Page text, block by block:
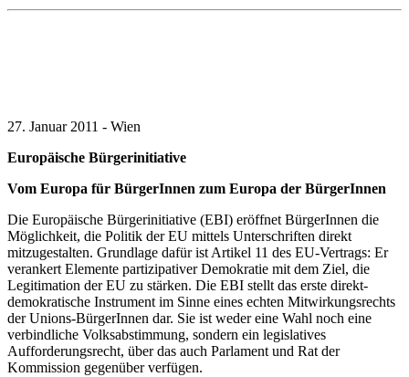
27. Januar 2011 - Wien
Europäische Bürgerinitiative
Vom Europa für BürgerInnen zum Europa der BürgerInnen
Die Europäische Bürgerinitiative (EBI) eröffnet BürgerInnen die
Möglichkeit, die Politik der EU mittels Unterschriften direkt
mitzugestalten. Grundlage dafür ist Artikel 11 des EU-Vertrags: Er
verankert Elemente partizipativer Demokratie mit dem Ziel, die
Legitimation der EU zu stärken. Die EBI stellt das erste direkt-
demokratische Instrument im Sinne eines echten Mitwirkungsrechts
der Unions-BürgerInnen dar. Sie ist weder eine Wahl noch eine
verbindliche Volksabstimmung, sondern ein legislatives
Aufforderungsrecht, über das auch Parlament und Rat der
Kommission gegenüber verfügen.